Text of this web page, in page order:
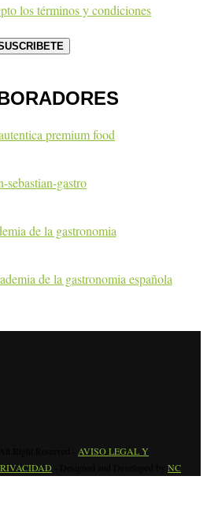
los términos y condiciones
AVISO LEGAL Y
NC